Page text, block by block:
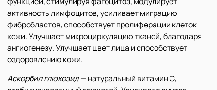
активность лимфоцитов, усиливает миграцию
фибробластов, способствует пролиферации клеток
кожи. Улучшает микроциркуляцию тканей, благодаря
ангиогенезу. Улучшает цвет лица и способствует
оздоровлению кожи.
Аскорбил глюкозид— натуральный витамин С,